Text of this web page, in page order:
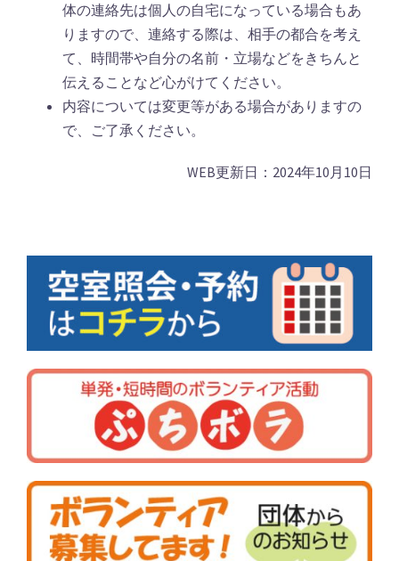
体の連絡先は個人の自宅になっている場合もあ
りますので、連絡する際は、相手の都合を考え
て、時間帯や自分の名前・立場などをきちんと
伝えることなど心がけてください。
内容については変更等がある場合がありますの
で、ご了承ください。
WEB更新日：2024年10月10日